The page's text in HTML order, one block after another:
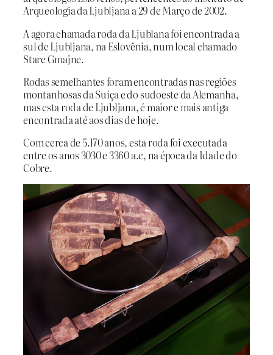
Arqueologia da Ljubljana a 29 de Março de 2002.
A agora chamada roda da Ljublana foi encontrada a
sul de Ljubljana, na Eslovênia, num local chamado
Stare Gmajne.
Rodas semelhantes foram encontradas nas regiões
montanhosas da Suíça e do sudoeste da Alemanha,
mas esta roda de Ljubljana, é maior e mais antiga
encontrada até aos dias de hoje.
Com cerca de 5.170 anos, esta roda foi executada
entre os anos 3030 e 3360 a.c, na época da Idade do
Cobre.